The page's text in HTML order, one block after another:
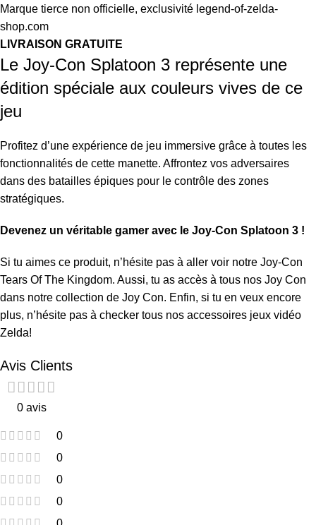
Marque tierce non officielle, exclusivité legend-of-zelda-
shop.com
LIVRAISON GRATUITE
Le Joy-Con Splatoon 3 représente une
édition spéciale aux couleurs vives de ce
jeu
Profitez d’une expérience de jeu immersive grâce à toutes les
fonctionnalités de cette manette. Affrontez vos adversaires
dans des batailles épiques pour le contrôle des zones
stratégiques.
Devenez un véritable gamer avec le Joy-Con Splatoon 3 !
Si tu aimes ce produit, n’hésite pas à aller voir notre Joy-Con
Tears Of The Kingdom. Aussi, tu as accès à tous nos Joy Con
dans notre collection de Joy Con. Enfin, si tu en veux encore
plus, n’hésite pas à checker tous nos accessoires jeux vidéo
Zelda!
Avis Clients
0 avis
0
0
0
0